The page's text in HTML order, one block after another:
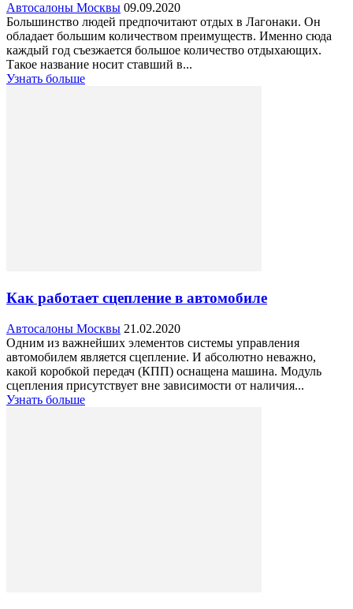
Автосалоны Москвы 09.09.2020
Большинство людей предпочитают отдых в Лагонаки. Он
обладает большим количеством преимуществ. Именно сюда
каждый год съезжается большое количество отдыхающих.
Такое название носит ставший в...
Узнать больше
Как работает сцепление в автомобиле
Автосалоны Москвы 21.02.2020
Одним из важнейших элементов системы управления
автомобилем является сцепление. И абсолютно неважно,
какой коробкой передач (КПП) оснащена машина. Модуль
сцепления присутствует вне зависимости от наличия...
Узнать больше